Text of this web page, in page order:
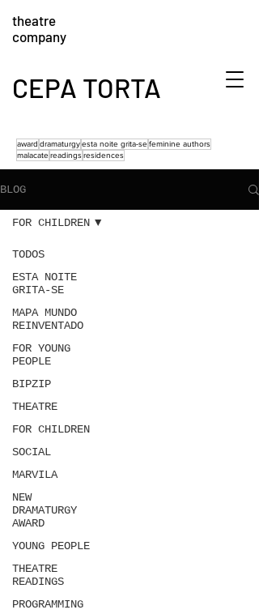
CEPA TORTA
theatre
company
award dramaturgyesta noite grita-sefeminine authors
malacatereadingsresidences
BLOG
TODOS
ESTA NOITE
GRITA-SE
MAPA MUNDO
REINVENTADO
FOR YOUNG
PEOPLE
BIPZIP
THEATRE
FOR CHILDREN
SOCIAL
MARVILA
NEW
DRAMATURGY
AWARD
YOUNG PEOPLE
THEATRE
READINGS
PROGRAMMING
FOR CHILDREN